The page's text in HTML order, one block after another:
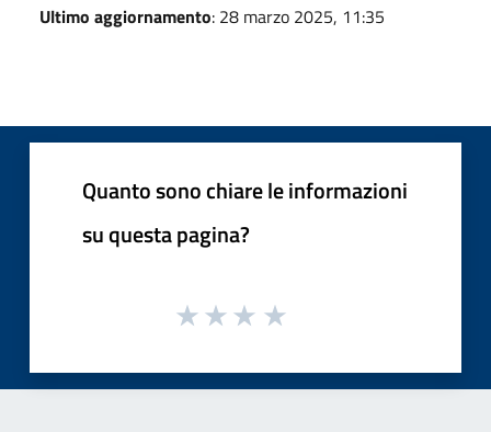
Ultimo aggiornamento: 28 marzo 2025, 11:35
Quanto sono chiare le informazioni
su questa pagina?